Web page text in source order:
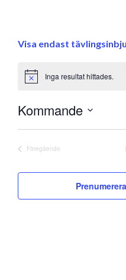
Visa endast
Notice Inga resultat hittades.
Kommande
Föregående